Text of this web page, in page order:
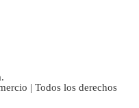
| Todos los derechos